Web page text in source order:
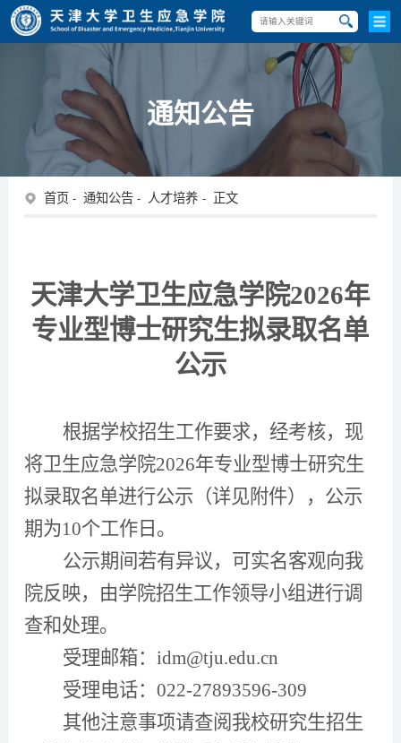
通知公告
首页 通知公告 人才培养 正文
天津大学卫生应急学院2026年
专业型博士研究生拟录取名单
公示
根据学校招生工作要求，经考核，现
将卫生应急学院2026年专业型博士研究生
拟录取名单进行公示（详见附件），公示
期为10个工作日。
公示期间若有异议，可实名客观向我
院反映，由学院招生工作领导小组进行调
查和处理。
受理邮箱：idm@tju.edu.cn
受理电话：022-27893596-309
其他注意事项请查阅我校研究生招生